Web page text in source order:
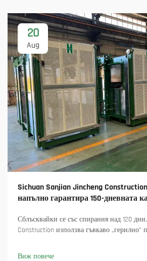
20
Aug
Sichuan Sanjian Jincheng
напълно гарантира 150-дневната
Сблъсквайки се със спирания над 120
Construction използва гъвкаво „герилно“
Вижте как са поддържали
Виж повече